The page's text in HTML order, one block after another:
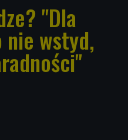
"Dla
wstyd,